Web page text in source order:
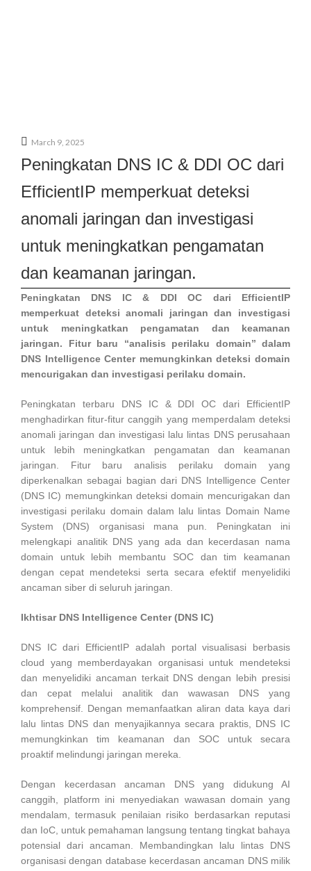
March 9, 2025
Peningkatan DNS IC & DDI OC dari
EfficientIP memperkuat deteksi
anomali jaringan dan investigasi
untuk meningkatkan pengamatan
dan keamanan jaringan.
Peningkatan DNS IC & DDI OC dari EfficientIP
memperkuat deteksi anomali jaringan dan investigasi
untuk meningkatkan pengamatan dan keamanan
jaringan. Fitur baru “analisis perilaku domain” dalam
DNS Intelligence Center memungkinkan deteksi domain
mencurigakan dan investigasi perilaku domain.
Peningkatan terbaru DNS IC & DDI OC dari EfficientIP
menghadirkan fitur-fitur canggih yang memperdalam deteksi
anomali jaringan dan investigasi lalu lintas DNS perusahaan
untuk lebih meningkatkan pengamatan dan keamanan
jaringan. Fitur baru analisis perilaku domain yang
diperkenalkan sebagai bagian dari DNS Intelligence Center
(DNS IC) memungkinkan deteksi domain mencurigakan dan
investigasi perilaku domain dalam lalu lintas Domain Name
System (DNS) organisasi mana pun. Peningkatan ini
melengkapi analitik DNS yang ada dan kecerdasan nama
domain untuk lebih membantu SOC dan tim keamanan
dengan cepat mendeteksi serta secara efektif menyelidiki
ancaman siber di seluruh jaringan.
Ikhtisar DNS Intelligence Center (DNS IC)
DNS IC dari EfficientIP adalah portal visualisasi berbasis
cloud yang memberdayakan organisasi untuk mendeteksi
dan menyelidiki ancaman terkait DNS dengan lebih presisi
dan cepat melalui analitik dan wawasan DNS yang
komprehensif. Dengan memanfaatkan aliran data kaya dari
lalu lintas DNS dan menyajikannya secara praktis, DNS IC
memungkinkan tim keamanan dan SOC untuk secara
proaktif melindungi jaringan mereka.
Dengan kecerdasan ancaman DNS yang didukung AI
canggih, platform ini menyediakan wawasan domain yang
mendalam, termasuk penilaian risiko berdasarkan reputasi
dan IoC, untuk pemahaman langsung tentang tingkat bahaya
potensial dari ancaman. Membandingkan lalu lintas DNS
organisasi dengan database kecerdasan ancaman DNS milik